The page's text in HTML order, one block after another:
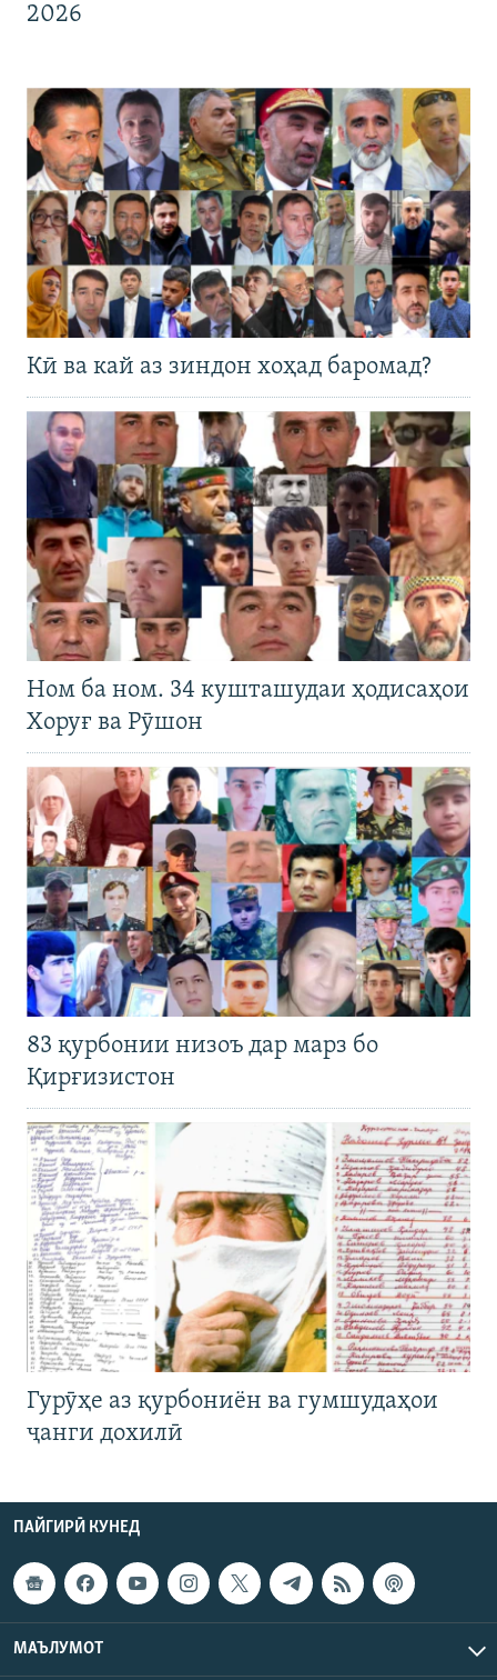
2026
Кӣ ва кай аз зиндон хоҳад баромад?
Ном ба ном. 34 кушташудаи ҳодисаҳои
Хоруғ ва Рӯшон
83 қурбонии низоъ дар марз бо
Қирғизистон
Гурӯҳе аз қурбониён ва гумшудаҳои
ҷанги дохилӣ
ПАЙГИРӢ КУНЕД
МАЪЛУМОТ